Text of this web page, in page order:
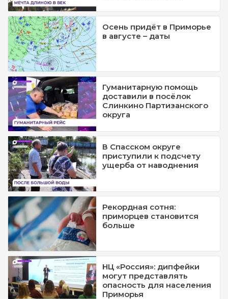
Осень придёт в Приморье
в августе – даты
Гуманитарную помощь
доставили в посёлок
Слинкино Партизанского
округа
В Спасском округе
приступили к подсчету
ущерба от наводнения
Рекордная сотня:
приморцев становится
больше
НЦ «Россия»: дипфейки
могут представлять
опасность для населения
Приморья